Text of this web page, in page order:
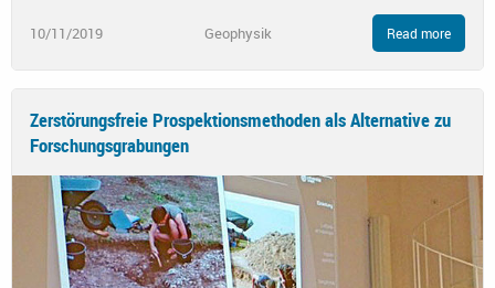
10/11/2019 Geophysik Read more
Zerstörungsfreie Prospektionsmethoden als Alternative zu
Forschungsgrabungen